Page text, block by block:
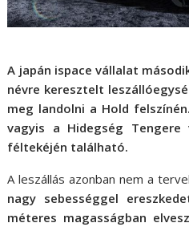
A japán ispace vállalat
névre keresztelt
meg landolni a Hold
vagyis a Hidegség Tengere
féltekéjén található.
A leszállás azonban nem a
nagy sebességgel
méteres magasságban